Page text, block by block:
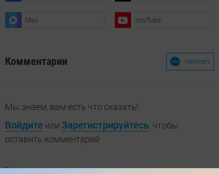
Max YouTube
Комментарии Написать
Мы знаем, вам есть что сказать!
Войдите или Зарегистрируйтесь, чтобы
оставить комментарий